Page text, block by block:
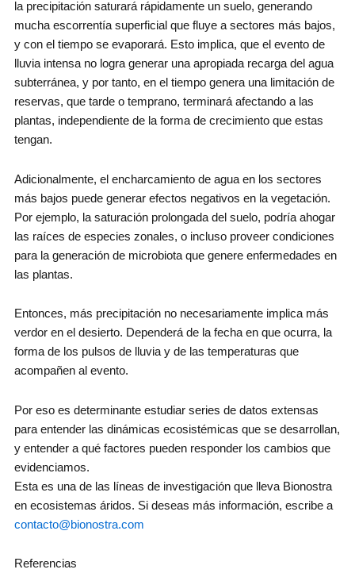
la precipitación saturará rápidamente un suelo, generando
mucha escorrentía superficial que fluye a sectores más bajos,
y con el tiempo se evaporará. Esto implica, que el evento de
lluvia intensa no logra generar una apropiada recarga del agua
subterránea, y por tanto, en el tiempo genera una limitación de
reservas, que tarde o temprano, terminará afectando a las
plantas, independiente de la forma de crecimiento que estas
tengan.
Adicionalmente, el encharcamiento de agua en los sectores
más bajos puede generar efectos negativos en la vegetación.
Por ejemplo, la saturación prolongada del suelo, podría ahogar
las raíces de especies zonales, o incluso proveer condiciones
para la generación de microbiota que genere enfermedades en
las plantas.
Entonces, más precipitación no necesariamente implica más
verdor en el desierto. Dependerá de la fecha en que ocurra, la
forma de los pulsos de lluvia y de las temperaturas que
acompañen al evento.
Por eso es determinante estudiar series de datos extensas
para entender las dinámicas ecosistémicas que se desarrollan,
y entender a qué factores pueden responder los cambios que
evidenciamos.
Esta es una de las líneas de investigación que lleva Bionostra
en ecosistemas áridos. Si deseas más información, escribe a
contacto@bionostra.com
Referencias